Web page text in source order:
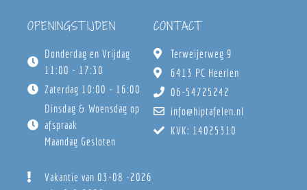
OPENINGSTIJDEN
Donderdag en Vrijdag
11:00 - 17:30
Zaterdag 10:00 - 16:00
Dinsdag & Woensdag op
afspraak
Maandag Gesloten
Vakantie van 03-08 -2026
CONTACT
Terweijerweg 9
6413 PC Heerlen
06-54725242
info@hiptafelen.nl
KVK: 14025310